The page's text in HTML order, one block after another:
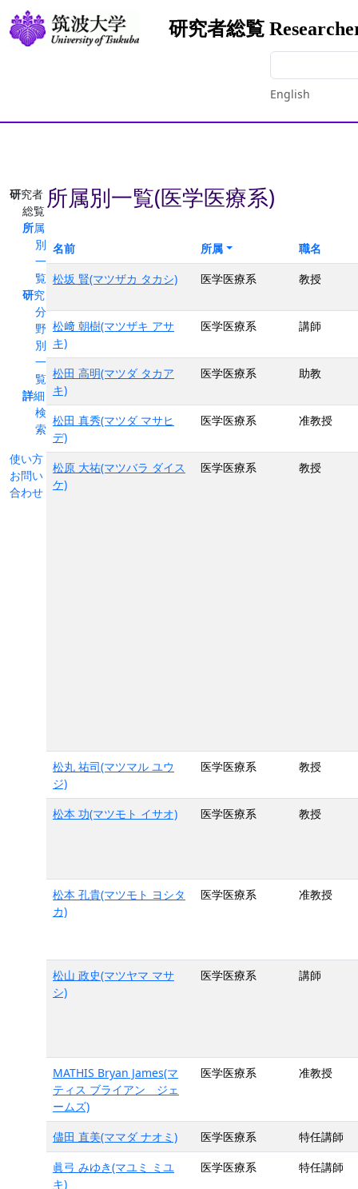
研究者総覧
English
研究者
総覧
所属
別
一
覧
研究
分
野
別
一
覧
詳細
検
索
使い方
お問い
合わせ
所属別一覧(医学医療系)
名前 所属
職名
松坂 賢(マツザカ タカシ)
医学医療系 教授
松﨑 朝樹(マツザキ アサ
キ)
医学医療系 講師
松田 高明(マツダ タカア
キ)
医学医療系 助教
松田 真秀(マツダ マサヒ
デ)
医学医療系 准教授
松原 大祐(マツバラ ダイス
ケ)
医学医療系 教授
松丸 祐司(マツマル ユウ
ジ)
医学医療系 教授
松本 功(マツモト イサオ) 医学医療系 教授
松本 孔貴(マツモト ヨシタ
カ)
医学医療系 准教授
松山 政史(マツヤマ マサ
シ)
医学医療系 講師
MATHIS Bryan James(マ
ティス ブライアン ジェ
ームズ)
医学医療系 准教授
儘田 直美(ママダ ナオミ) 医学医療系
特任講師
眞弓 みゆき(マユミ ミユ
キ)
医学医療系 特任講師